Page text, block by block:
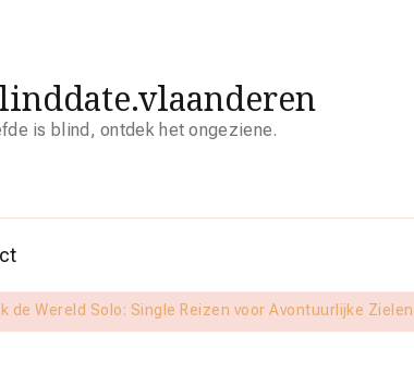
is blind, ontdek het ongeziene.
de Wereld Solo: Single Reizen voor Avontuurlijke Zielen